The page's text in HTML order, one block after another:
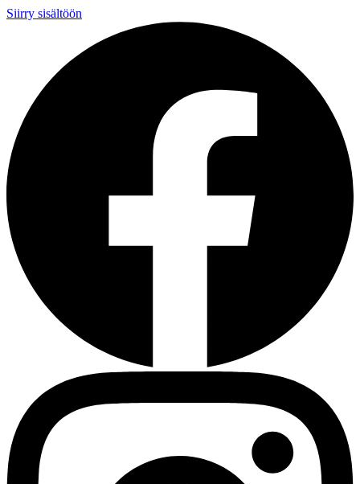
Siirry sisältöön